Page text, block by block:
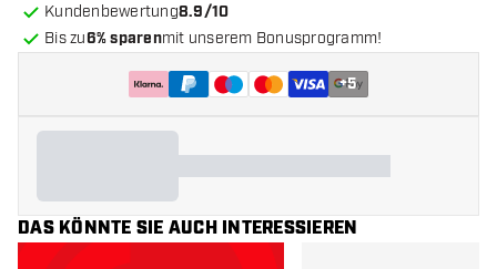
Kundenbewertung8.9/10
Bis zu6% sparenmit unserem Bonusprogramm!
+5
DAS KÖNNTE SIE AUCH INTERESSIEREN